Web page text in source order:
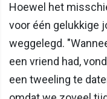
Hoewel het
voor één gelukkige
weggelegd.
een vriend had,
een tweeling te